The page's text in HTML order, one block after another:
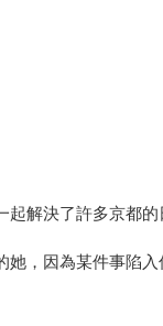
解決了許多京都的
她，因為某件事陷